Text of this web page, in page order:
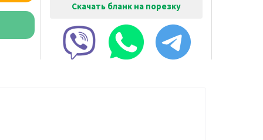
Скачать бланк на порезку